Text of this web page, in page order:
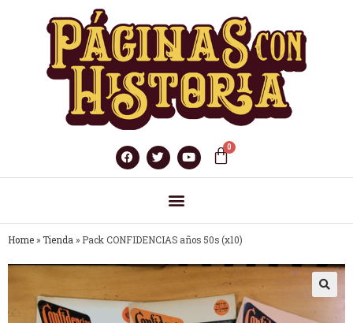
Home » Tienda » Pack CONFIDENCIAS años 50s (x10)